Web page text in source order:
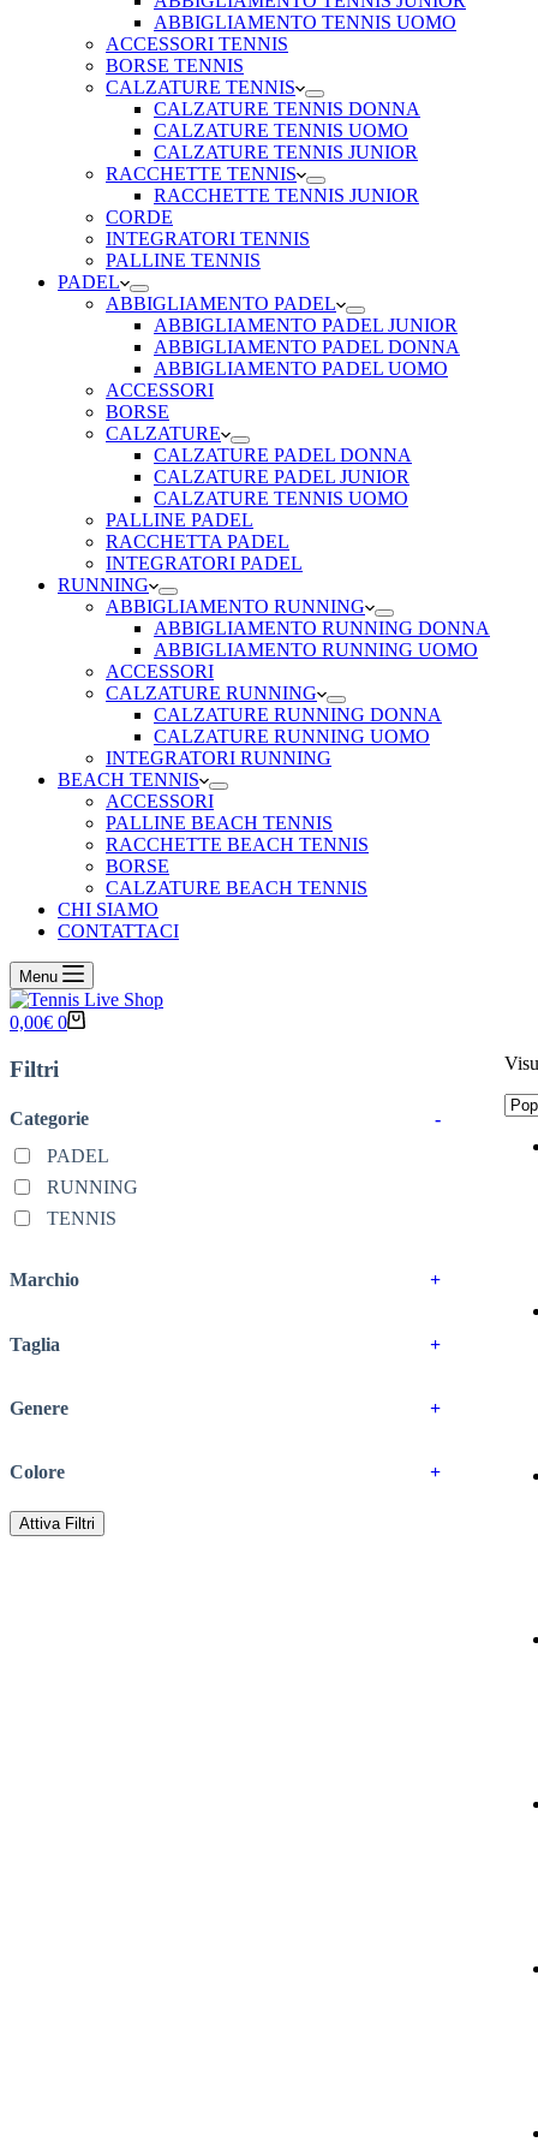
ABBIGLIAMENTO TENNIS UOMO
ACCESSORI TENNIS
BORSE TENNIS
CALZATURE TENNIS
CALZATURE TENNIS DONNA
CALZATURE TENNIS UOMO
CALZATURE TENNIS JUNIOR
RACCHETTE TENNIS
RACCHETTE TENNIS JUNIOR
CORDE
INTEGRATORI TENNIS
PALLINE TENNIS
PADEL
ABBIGLIAMENTO PADEL
ABBIGLIAMENTO PADEL JUNIOR
ABBIGLIAMENTO PADEL DONNA
ABBIGLIAMENTO PADEL UOMO
ACCESSORI
BORSE
CALZATURE
CALZATURE PADEL DONNA
CALZATURE PADEL JUNIOR
CALZATURE TENNIS UOMO
PALLINE PADEL
RACCHETTA PADEL
INTEGRATORI PADEL
RUNNING
ABBIGLIAMENTO RUNNING
ABBIGLIAMENTO RUNNING DONNA
ABBIGLIAMENTO RUNNING UOMO
ACCESSORI
CALZATURE RUNNING
CALZATURE RUNNING DONNA
CALZATURE RUNNING UOMO
INTEGRATORI RUNNING
BEACH TENNIS
ACCESSORI
PALLINE BEACH TENNIS
RACCHETTE BEACH TENNIS
BORSE
CALZATURE BEACH TENNIS
CHI SIAMO
CONTATTACI
Menu
Carrello
0,00€ 0
Filtri
Categorie
-
PADEL
RUNNING
TENNIS
Marchio +
Taglia +
Genere +
Colore +
Attiva Filtri